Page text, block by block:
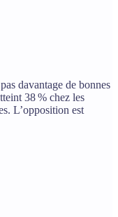
davantage de bonnes
38 % chez les
L’opposition est